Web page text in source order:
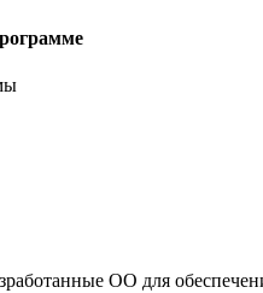
ОО для